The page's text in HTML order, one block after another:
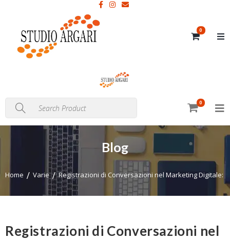
0
0
Blog
Home Varie Registrazioni di Conversazioni nel Marketing Digitale:
Registrazioni di Conversazioni nel